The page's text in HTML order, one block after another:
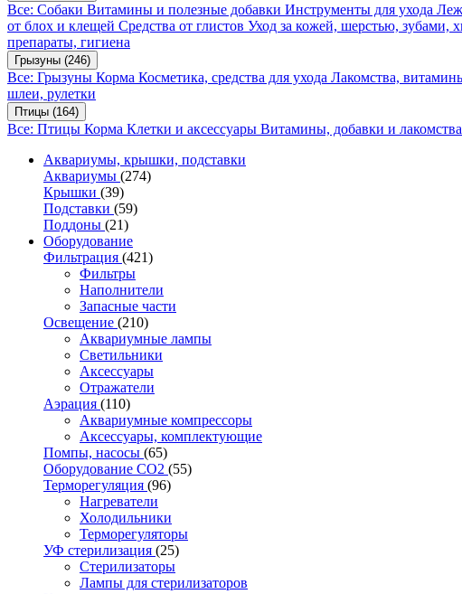
Все: Собаки Витамины и полезные добавки Инструменты для ухода
от блох и клещей Средства от глистов Уход за кожей, шерстью, зубами,
препараты, гигиена
Грызуны (246)
Все: Грызуны Корма Косметика, средства для ухода Лакомства,
шлеи, рулетки
Птицы (164)
Все: Птицы Корма Клетки и аксессуары Витамины, добавки и лакомства
Аквариумы, крышки, подставки
Аквариумы (274)
Крышки (39)
Подставки (59)
Поддоны (21)
Оборудование
Фильтрация (421)
Фильтры
Наполнители
Запасные части
Освещение (210)
Аквариумные лампы
Светильники
Аксессуары
Отражатели
Аэрация (110)
Аквариумные компрессоры
Аксессуары, комплектующие
Помпы, насосы (65)
Оборудование CO2 (55)
Терморегуляция (96)
Нагреватели
Холодильники
Терморегуляторы
УФ стерилизация (25)
Стерилизаторы
Лампы для стерилизаторов